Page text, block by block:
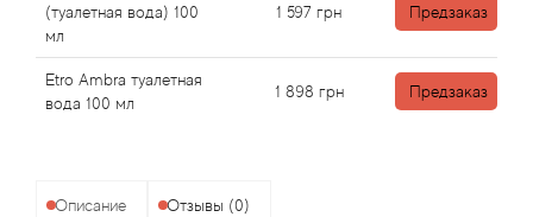
(туалетная вода) 100
мл
1 597 грн Предзаказ
Etro Ambra туалетная
вода 100 мл
1 898 грн Предзаказ
Описание Отзывы (0)
Al Jazeera
Alaia Paris
Alexandre Barthet